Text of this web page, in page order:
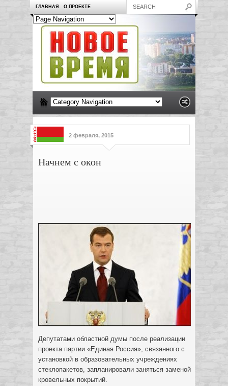
ГЛАВНАЯ О ПРОЕКТЕ
2 февраля, 2015
Начнем с окон
Депутатами областной думы после реализации
проекта партии «Единая Россия», связанного с
установкой в образовательных учреждениях
стеклопакетов, запланировали заняться заменой
кровельных покрытий.